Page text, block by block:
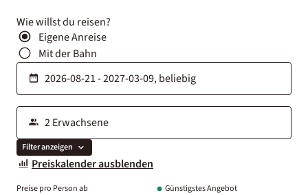
Wie willst du reisen?
Eigene Anreise
Mit der Bahn
Filter anzeigen
Preiskalender ausblenden
Preise pro Person ab Günstigstes Angebot